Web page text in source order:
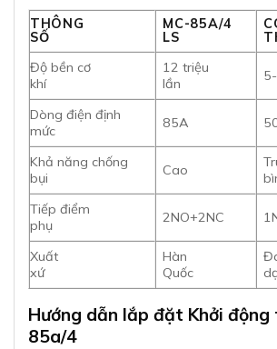
THÔNG
SỐ
MC-85A/4
LS
Độ bền cơ
khí
12 triệu
lần
Dòng điện định
mức
85A
Khả năng chống
bụi
Cao
Tiếp điểm
phụ
2NO+2NC
Xuất
xứ
Hàn
Quốc
Hướng dẫn lắp đặt Khởi động
85a/4